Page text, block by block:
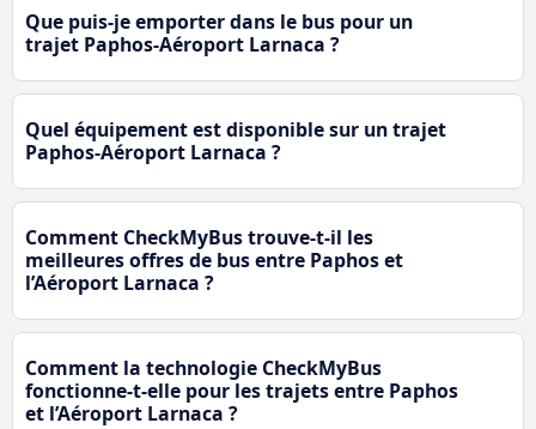
Que puis-je emporter dans le bus pour un
trajet Paphos-Aéroport Larnaca ?
Quel équipement est disponible sur un trajet
Paphos-Aéroport Larnaca ?
Comment CheckMyBus trouve-t-il les
meilleures offres de bus entre Paphos et
l’Aéroport Larnaca ?
Comment la technologie CheckMyBus
fonctionne-t-elle pour les trajets entre Paphos
et l’Aéroport Larnaca ?